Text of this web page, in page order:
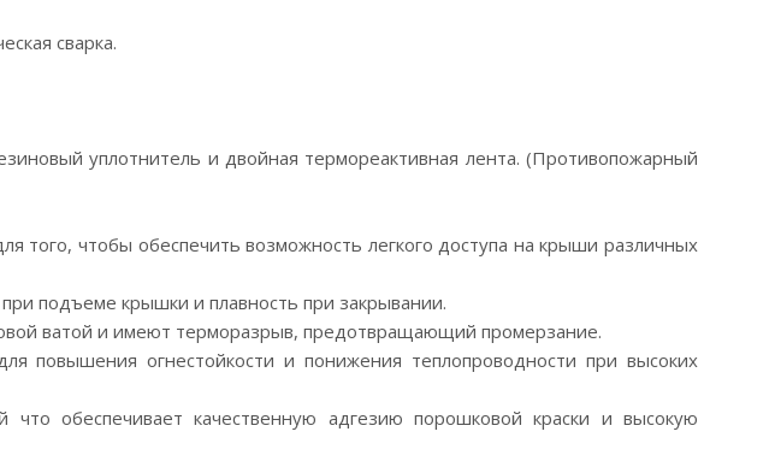
сварка.
уплотнитель и двойная термореактивная лента. (Противопожарный
того, чтобы обеспечить возможность легкого доступа на крыши различных
подъеме крышки и плавность при закрывании.
ватой и имеют терморазрыв, предотвращающий промерзание.
повышения огнестойкости и понижения теплопроводности при высоких
обеспечивает качественную адгезию порошковой краски и высокую